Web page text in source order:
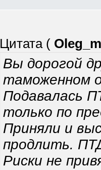
Цитата (
Вы дорогой
таможенном
Подавалась
только по
Приняли и
продлить.
Риски не